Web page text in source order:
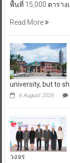
พื้นที่ 15,000 ตาราง
Read More
university, but to
6 August 2026
วงจร